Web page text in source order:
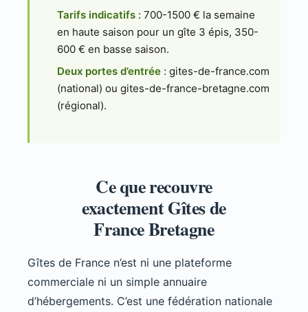
Tarifs indicatifs : 700-1500 € la semaine
en haute saison pour un gîte 3 épis, 350-
600 € en basse saison.
Deux portes d’entrée : gites-de-france.com
(national) ou gites-de-france-bretagne.com
(régional).
Ce que recouvre
exactement Gîtes de
France Bretagne
Gîtes de France n’est ni une plateforme
commerciale ni un simple annuaire
d’hébergements. C’est une fédération nationale